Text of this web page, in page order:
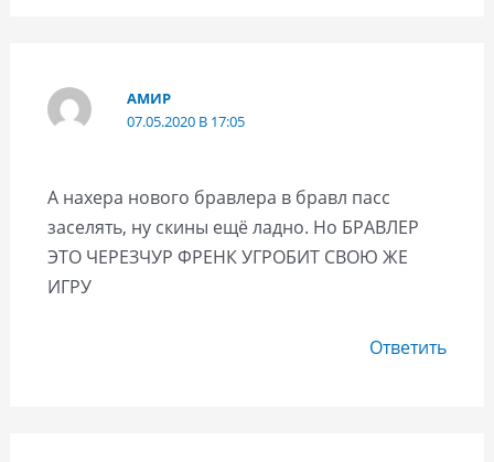
АМИР
07.05.2020 В 17:05
А нахера нового бравлера в бравл пасс
заселять, ну скины ещё ладно. Но БРАВЛЕР
ЭТО ЧЕРЕЗЧУР ФРЕНК УГРОБИТ СВОЮ ЖЕ
ИГРУ
Ответить